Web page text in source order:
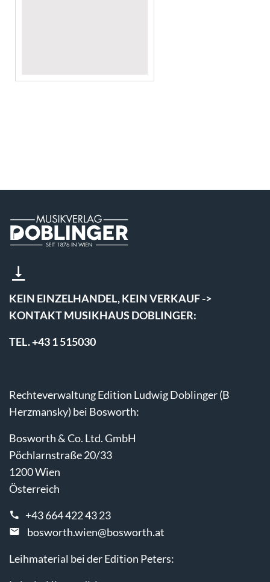
KEIN EINZELHANDEL, KEIN VERKAUF ->
KONTAKT MUSIKHAUS DOBLINGER:
TEL. +43 1 515030
Rechteverwaltung Edition Ludwig Doblinger (B
Herzmansky) bei Bosworth:
Bosworth & Co. Ltd. GmbH
Pöchlarnstraße 20/33
1200 Wien
Österreich
+43 664 422 43 23
bosworth.wien@bosworth.at
Leihmaterial bei der Edition Peters: